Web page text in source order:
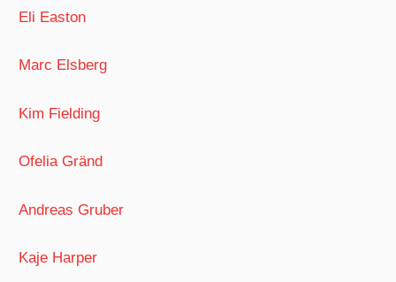
Eli Easton
Marc Elsberg
Kim Fielding
Ofelia Gränd
Andreas Gruber
Kaje Harper